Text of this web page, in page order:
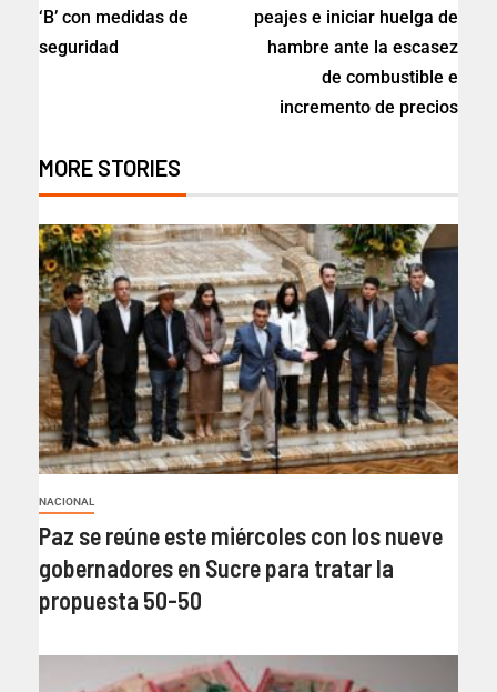
‘B’ con medidas de
seguridad
peajes e iniciar huelga de
hambre ante la escasez
de combustible e
incremento de precios
MORE STORIES
NACIONAL
Paz se reúne este miércoles con los nueve
gobernadores en Sucre para tratar la
propuesta 50-50